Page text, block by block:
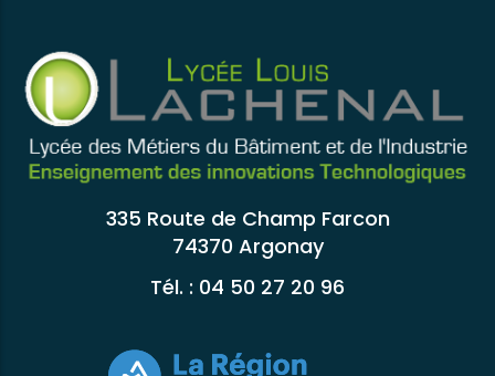
335 Route de Champ Farcon
74370 Argonay
Tél. : 04 50 27 20 96